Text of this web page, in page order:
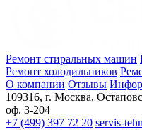
Ремонт стиральных машин
Ремонт холодильников
О компании Отзывы
109316, г. Москва,
оф. 3-204
+7 (499) 397 72 20 servis-